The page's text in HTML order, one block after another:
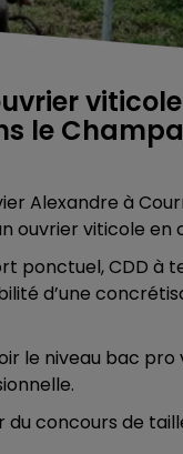
le
Alexandre à
ouvrier viticole en
ponctuel, CDD à
d’une
le niveau bac
du concours de